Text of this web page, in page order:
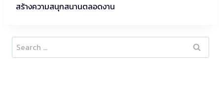
สร้างความสนุกสนานตลอดงาน
Search
for: